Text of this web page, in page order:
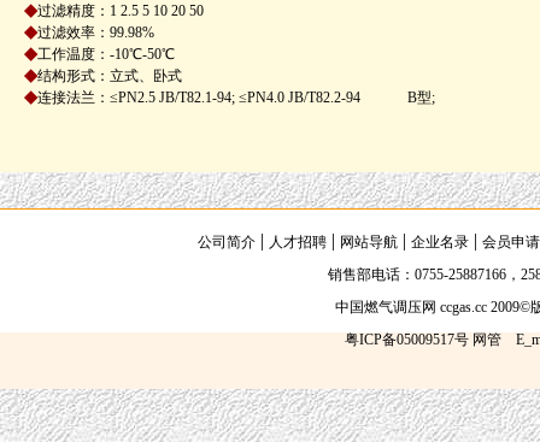
◆过滤精度：1 2.5 5 10 20 50
◆过滤效率：99.98%
◆工作温度：-10℃-50℃
◆结构形式：立式、卧式
◆连接法兰：≤PN2.5 JB/T82.1-94; ≤PN4.0 JB/T82.2-94 B型;